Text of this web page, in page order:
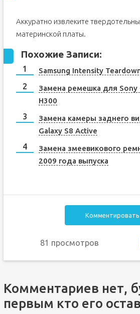
Аккуратно извлеките
материнской платы.
Похожие Записи:
Samsung Intensity
Замена ремешка для Sony
H300
Замена камеры заднего
Galaxy S8 Active
Замена змеевикового
2009 года выпуска
Комментировать
81 просмотров
Комментариев нет,
первым кто его